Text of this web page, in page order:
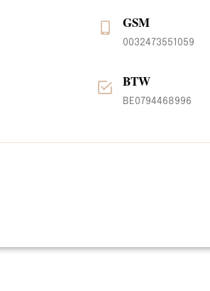
GSM
0032473551059
BTW
BE0794468996